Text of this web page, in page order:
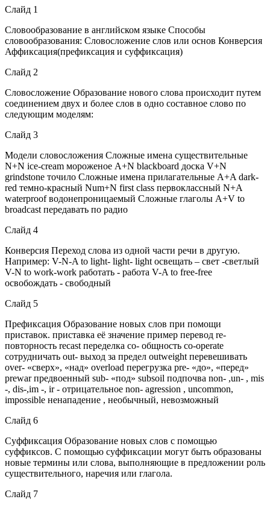
Слайд 1
Словообразование в английском языке Способы
словообразования: Словосложение слов или основ Конверсия
Аффиксация(префиксация и суффиксация)
Слайд 2
Словосложение Образование нового слова происходит путем
соединением двух и более слов в одно составное слово по
следующим моделям:
Слайд 3
Модели словосложения Сложные имена существительные
N+N ice-cream мороженое A+N blackboard доска V+N
grindstone точило Сложные имена прилагательные A+A dark-
red темно-красный Num+N first class первоклассный N+A
waterproof водонепроницаемый Сложные глаголы A+V to
broadcast передавать по радио
Слайд 4
Конверсия Переход слова из одной части речи в другую.
Например: V-N-A to light- light- light освещать – свет -светлый
V-N to work-work работать - работа V-A to free-free
освобождать - свободный
Слайд 5
Префиксация Образование новых слов при помощи
приставок. приставка её значение пример перевод re-
повторность recast переделка co- общность co-operate
сотрудничать out- выход за предел outweight перевешивать
over- «сверх», «над» overload перегрузка pre- «до», «перед»
prewar предвоенный sub- «под» subsoil подпочва non- ,un- , mis
-, dis-,im -, ir - отрицательное non- agression , uncommon,
impossible ненападение , необычный, невозможный
Слайд 6
Суффиксация Образование новых слов с помощью
суффиксов. С помощью суффиксации могут быть образованы
новые термины или слова, выполняющие в предложении роль
существительного, наречия или глагола.
Слайд 7